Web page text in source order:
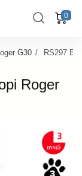
0
G30 RS297
Roger